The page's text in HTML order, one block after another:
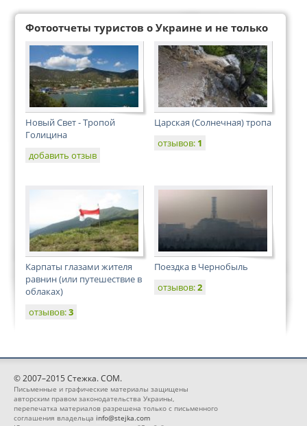
Фотоотчеты туристов о Украине и не только
Новый Свет - Тропой
Голицина
добавить отзыв
Царская (Солнечная) тропа
отзывов: 1
Карпаты глазами жителя
равнин (или путешествие в
облаках)
отзывов:3
Поездка в Чернобыль
отзывов:2
© 2007–2015 Стежка. COM.
Письменные и графические материалы защищены
авторским правом законодательства Украины,
перепечатка материалов разрешена только с письменного
соглашения владельца info@stejka.com